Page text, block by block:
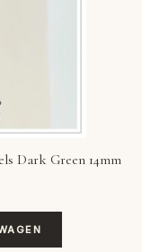
Dark Green 14mm